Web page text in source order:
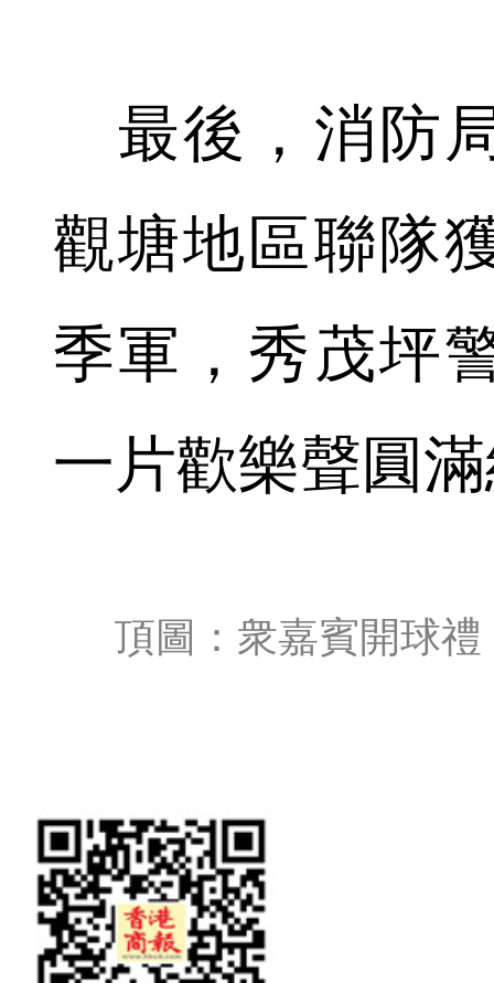
最後，消防
觀塘地區聯隊
季軍，秀茂坪
一片歡樂聲圓
頂圖：衆嘉賓開球禮